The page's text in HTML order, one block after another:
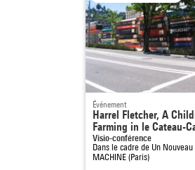
Événement
Harrel Fletcher, A
Farming in le Cateau-
Visio-conférence
Dans le cadre de Un
MACHINE (Paris)